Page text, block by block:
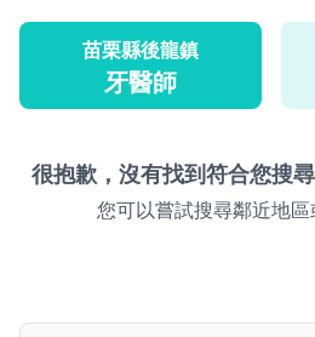
苗栗縣後龍鎮
牙醫師
很抱歉，沒有找到符合您搜
您可以嘗試搜尋鄰近地區